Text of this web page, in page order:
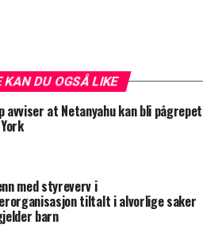
KAN DU OGSÅ LIKE
avviser at Netanyahu kan bli pågrepet
med styreverv i
tiltalt i alvorlige saker
barn